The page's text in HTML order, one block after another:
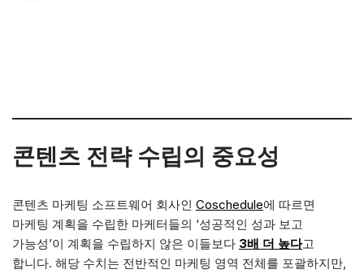
콘텐츠 전략 수립의 중요성
콘텐츠 마케팅 소프트웨어 회사인 Coschedule에 따르면
마케팅 계획을 수립한 마케터들의 ‘성공적인 성과 보고
가능성’이 계획을 수립하지 않은 이들보다 3배 더 높다고
합니다. 해당 수치는 전반적인 마케팅 영역 전체를 포괄하지만,